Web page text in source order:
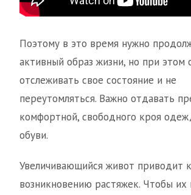
Поэтому в это время нужно
активный образ жизни, но при этом
отслеживать свое состояние и не
переутомляться. Важно отдавать
комфортной, свободного кроя
обуви.
Увеличивающийся живот приводит к
возникновению растяжек. Чтобы их